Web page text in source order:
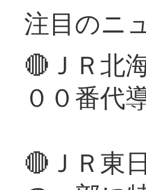
注目のニ
🔴ＪＲ北
００番代
🔴ＪＲ東